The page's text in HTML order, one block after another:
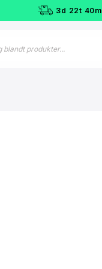
3d 22t 40m